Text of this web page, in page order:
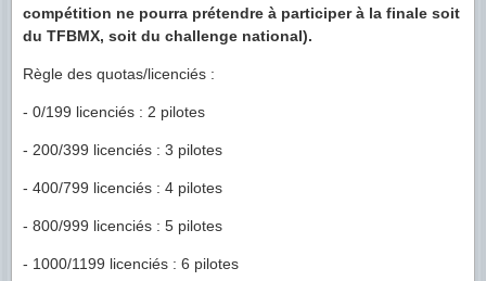
compétition ne pourra prétendre à participer à la finale soit
du TFBMX, soit du challenge national).
Règle des quotas/licenciés :
- 0/199 licenciés : 2 pilotes
- 200/399 licenciés : 3 pilotes
- 400/799 licenciés : 4 pilotes
- 800/999 licenciés : 5 pilotes
- 1000/1199 licenciés : 6 pilotes